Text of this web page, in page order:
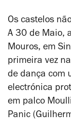
Os castelos
A 30 de Maio,
Mouros, em
primeira vez
de dança com
electrónica
em palco
Panic